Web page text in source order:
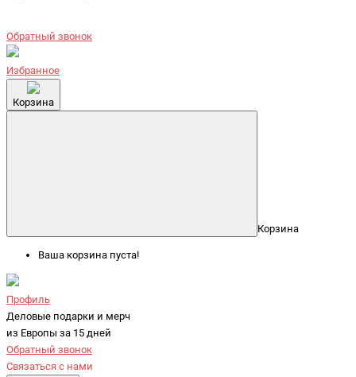
Обратный звонок
Избранное
Корзина
Корзина
Ваша корзина пуста!
Профиль
Деловые подарки и мерч
из Европы за 15 дней
Обратный звонок
Связаться с нами